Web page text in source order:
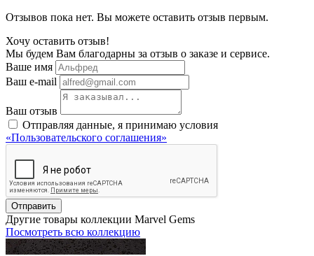
Отзывов пока нет. Вы можете оставить отзыв первым.
Хочу оставить отзыв!
Мы будем Вам благодарны за отзыв о заказе и сервисе.
Ваше имя
Ваш e-mail
Ваш отзыв
Отправляя данные, я принимаю условия
«Пользовательского соглашения»
Отправить
Другие товары коллекции Marvel Gems
Посмотреть всю коллекцию